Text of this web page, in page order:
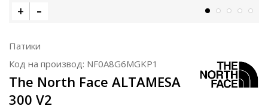
Патики
Код на производ: NF0A8G6MGKP1
The North Face ALTAMESA
300 V2